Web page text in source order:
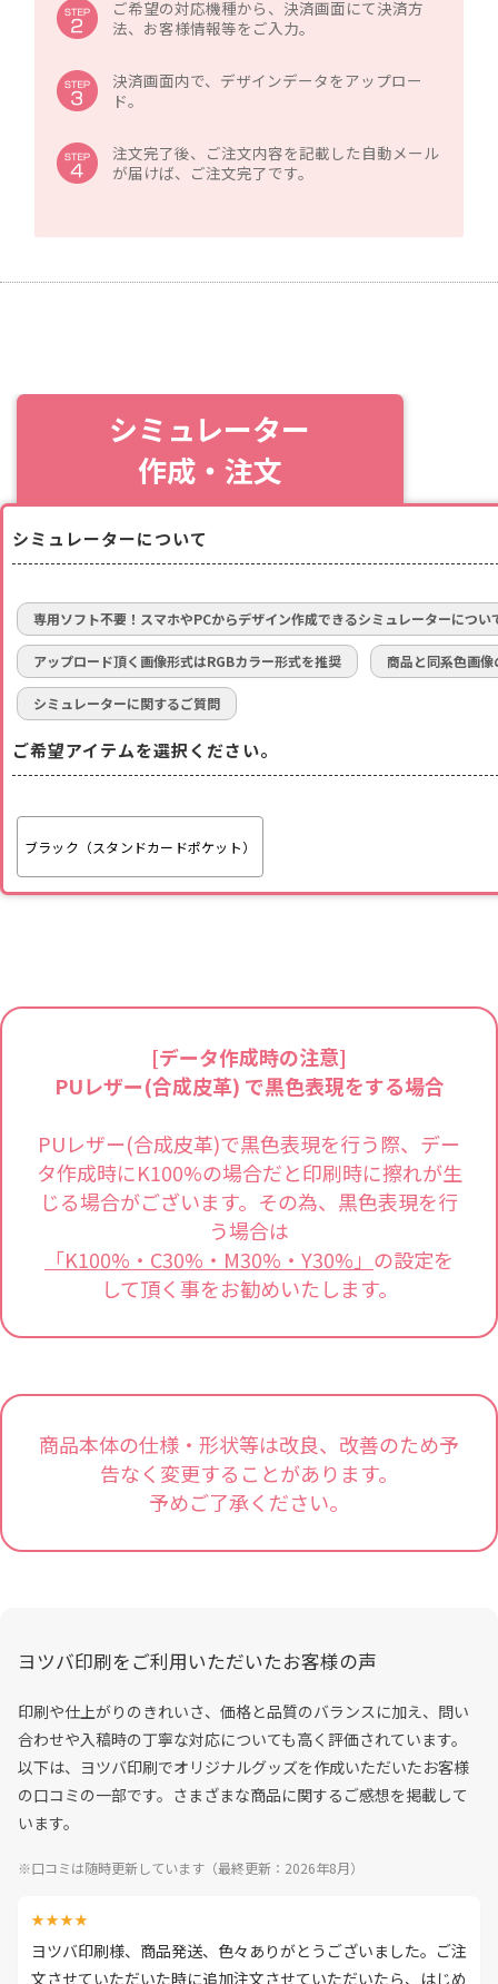
ご希望の対応機種から、決済画面にて決済方
法、お客様情報等をご入力。
決済画面内で、デザインデータをアップロー
ド。
注文完了後、ご注文内容を記載した自動メール
が届けば、ご注文完了です。
シミュレーター
作成・注文
シミュレーターについて
専用ソフト不要！スマホやPCからデザイン作成できるシミュレーターについ
アップロード頂く画像形式はRGBカラー形式を推奨 商品と同系色画
シミュレーターに関するご質問
ご希望アイテムを選択ください。
ブラック（スタンドカードポケット）
[データ作成時の注意]
PUレザー(合成皮革) で黒色表現をする場合
PUレザー(合成皮革)で黒色表現を行う際、デー
タ作成時にK100%の場合だと印刷時に擦れが生
じる場合がございます。その為、黒色表現を行
う場合は
「K100%・C30%・M30%・Y30%」 の設定を
して頂く事をお勧めいたします。
商品本体の仕様・形状等は改良、改善のため予
告なく変更することがあります。
予めご了承ください。
ヨツバ印刷をご利用いただいたお客様の声
印刷や仕上がりのきれいさ、価格と品質のバランスに加え、問い
合わせや入稿時の丁寧な対応についても高く評価されています。
以下は、ヨツバ印刷でオリジナルグッズを作成いただいたお客様
の口コミの一部です。さまざまな商品に関するご感想を掲載して
います。
※口コミは随時更新しています（最終更新：2026年8月）
★★★★
ヨツバ印刷様、商品発送、色々ありがとうございました。ご注
文させていただいた時に追加注文させていただいたら、はじめ